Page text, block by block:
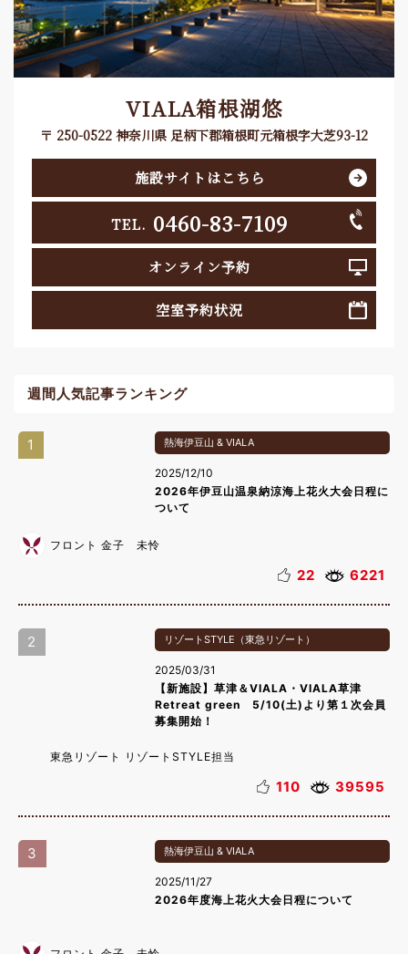
VIALA箱根湖悠
〒 250-0522 神奈川県 足柄下郡箱根町元箱根字大芝93-12
施設サイトはこちら
TEL. 0460-83-7109
オンライン予約
空室予約状況
週間人気記事ランキング
1 熱海伊豆山 & VIALA
2025/12/10
2026年伊豆山温泉納涼海上花火大会日程に
ついて
フロント 金子 未怜
22 6221
2 リゾートSTYLE（東急リゾート）
2025/03/31
【新施設】草津＆VIALA・VIALA草津
Retreat green 5/10(土)より第１次会員
募集開始！
東急リゾート リゾートSTYLE担当
110 39595
3 熱海伊豆山 & VIALA
2025/11/27
2026年度海上花火大会日程について